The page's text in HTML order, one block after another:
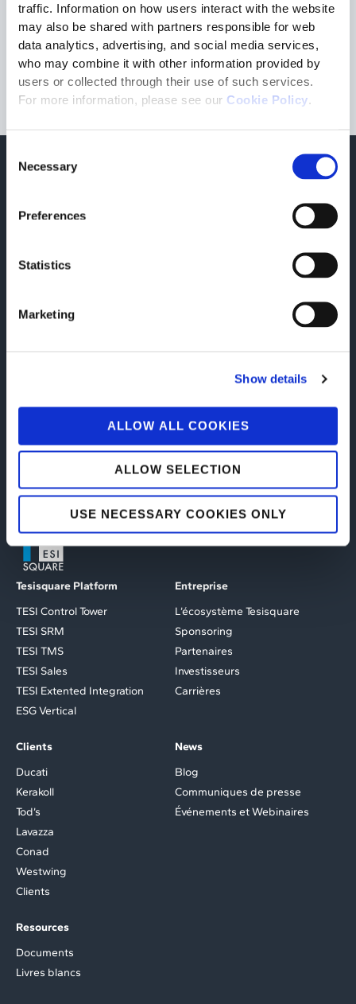
traffic. Information on how users interact with the website
may also be shared with partners responsible for web
data analytics, advertising, and social media services,
who may combine it with other information provided by
users or collected through their use of such services.
For more information, please see our Cookie Policy.
Selection
Necessary
Preferences
Statistics
Marketing
Show details
ALLOW ALL COOKIES
ALLOW SELECTION
USE NECESSARY COOKIES ONLY
Livre blanc Telechargez
Livres blancs connexes
Authenticité et distribution avec des
L'utilisation correcte des étiquettes NFC vous permet de
contrôler vos bouteilles de vin, où qu'elles se trouvent
Tesisquare Platform
TESI Control Tower
TESI SRM
TESI TMS
TESI Sales
TESI Extented Integration
ESG Vertical
Entreprise
L’écosystème Tesisquare
Sponsoring
Partenaires
Investisseurs
Carrières
Clients
Ducati
Kerakoll
Tod’s
Lavazza
Conad
Westwing
Clients
News
Blog
Communiques de presse
Événements et Webinaires
Resources
Documents
Livres blancs